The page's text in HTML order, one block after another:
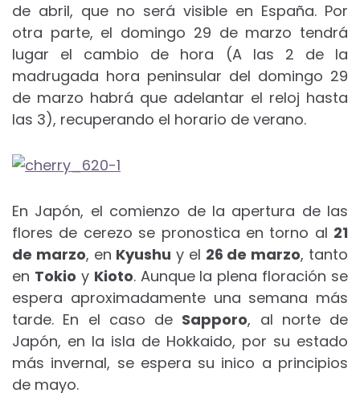
de abril, que no será visible en España. Por
otra parte, el domingo 29 de marzo tendrá
lugar el cambio de hora (A las 2 de la
madrugada hora peninsular del domingo 29
de marzo habrá que adelantar el reloj hasta
las 3), recuperando el horario de verano.
En Japón, el comienzo de la apertura de las
flores de cerezo se pronostica en torno al 21
de marzo, en Kyushu y el 26 de marzo, tanto
en Tokio y Kioto. Aunque la plena floración se
espera aproximadamente una semana más
tarde. En el caso de Sapporo, al norte de
Japón, en la isla de Hokkaido, por su estado
más invernal, se espera su inico a principios
de mayo.